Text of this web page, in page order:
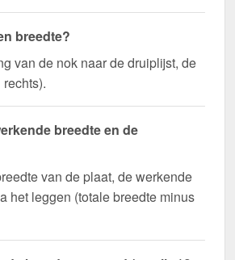
breedte?
van de nok naar de druiplijst, de
breedte en de
van de plaat, de werkende
het leggen (totale breedte minus